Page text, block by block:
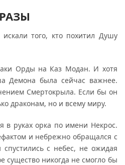
того, кто похитил Душу
Орды на Каз Модан. И хотя
Демона была сейчас важнее.
Смертокрыла. Если бы он
драконам, но и всему миру.
в руках орка по имени Некрос.
и небрежно обращался с
с небес, не ожидая
существо никогда не смогло бы